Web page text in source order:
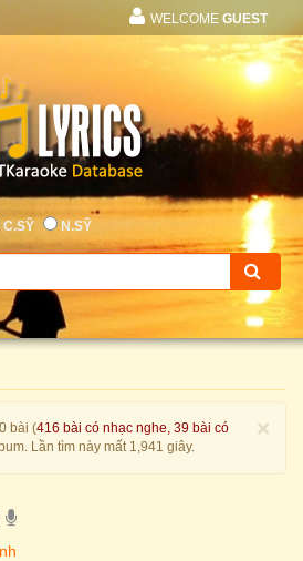
WELCOME GUEST
C.SỸ N.SỸ
×
bài (416 bài có nhạc nghe, 39 bài có
Lần tìm này mất 1,941 giây.